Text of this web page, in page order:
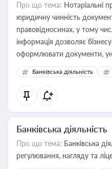
Про що тема: Нотаріальні
юридичну чинність
правовідносинах, у тому
інформація дозволяє
оформлювати документи,
забезпечувати їх належне
контрагентами
Банківська діяльність
Банківська діяльність
Про що тема: Банківська
регулювання, нагляду та